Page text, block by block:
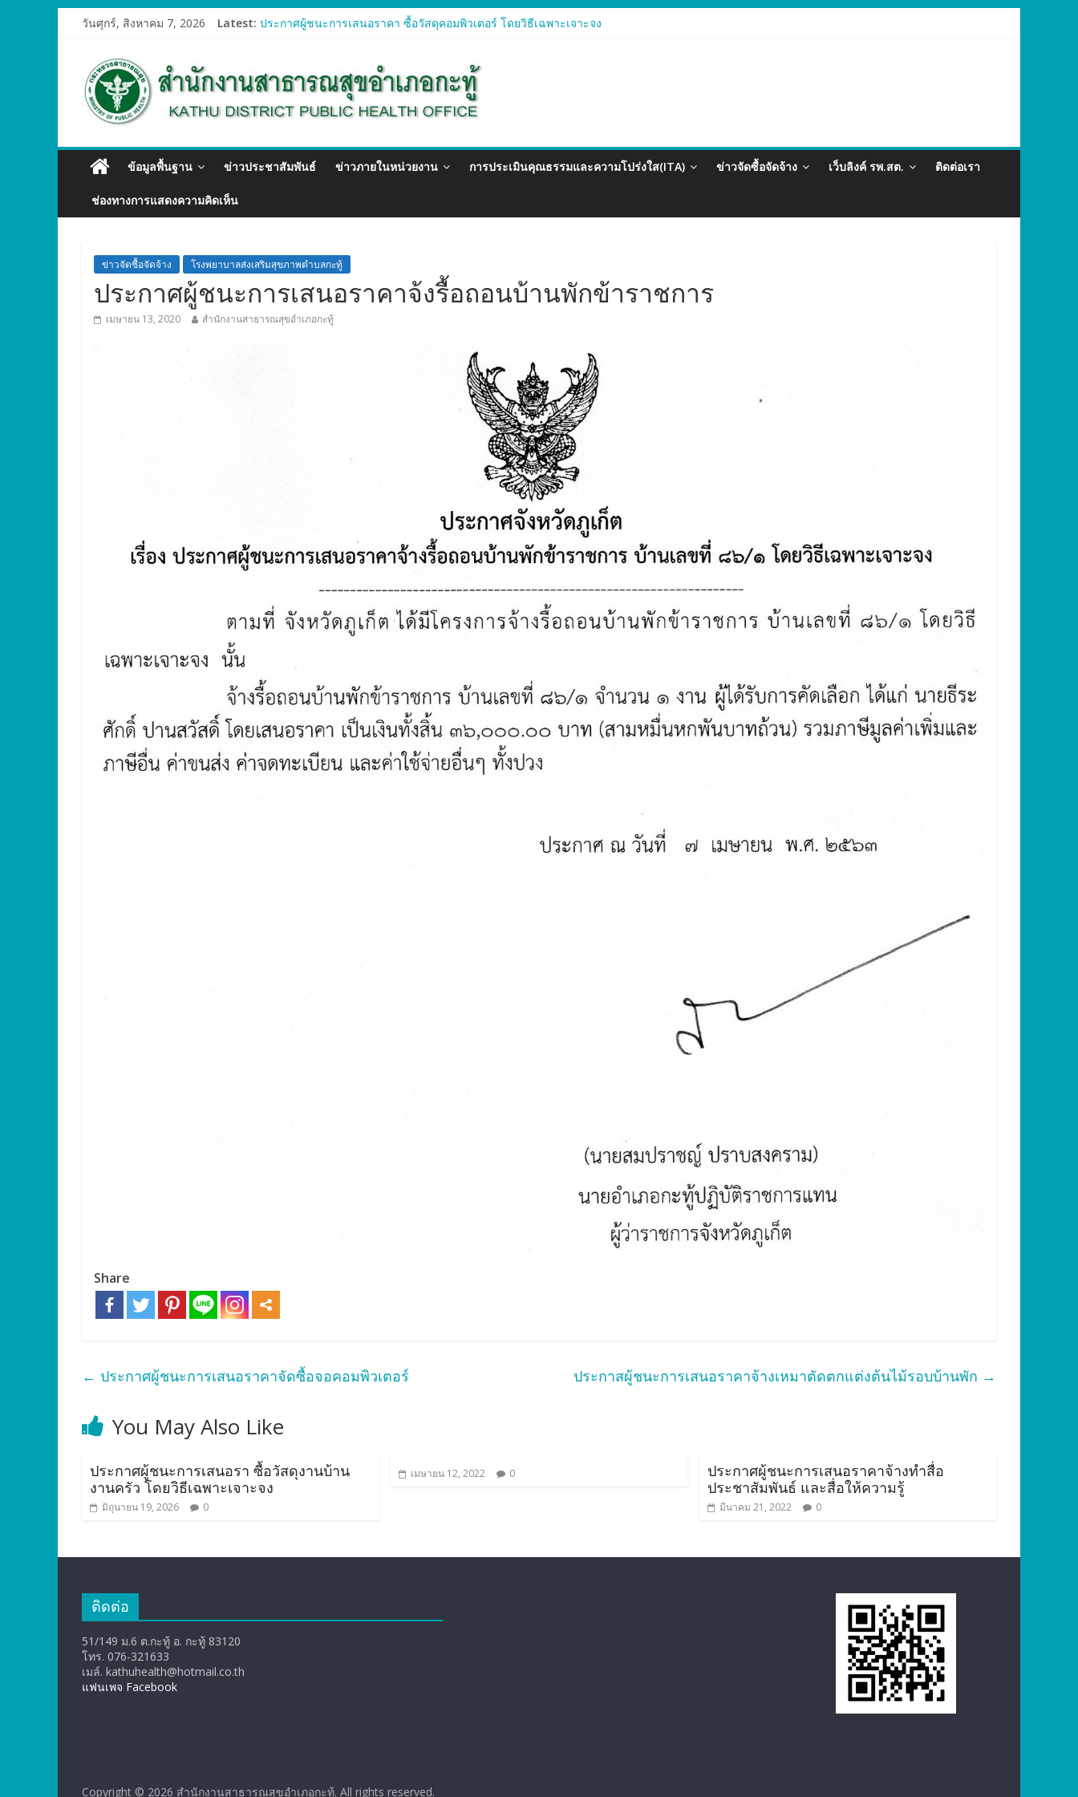
วันศุกร์, สิงหาคม 7, 2026 Latest: ประกาศผู้ชนะการเสนอราคา ซื้อวัสดุคอมพิวเตอร์ โดยวิธีเฉพาะเจาะจง
ประกาศผู้ชนะการเสนอรา ซื้อวัสดุงานบ้านงานครัว โดยวิธีเฉพาะเจาะจง
ประกาศผู้ชนะการเสนอราคา ซื้อวัสดุสำนักงาน โดยวิธีเฉพาะเจาะจง
ข้อมูลพื้นฐาน ข่าวประชาสัมพันธ์ ข่าวภายในหน่วยงาน การประเมินคุณธรรมและความโปร่งใส(ITA) ข่าวจัดซื้อจัดจ้าง เว็บลิงค์ รพ.สต. ติดต่อเรา
ช่องทางการแสดงความคิดเห็น
ข่าวจัดซื้อจัดจ้าง โรงพยาบาลส่งเสริมสุขภาพตำบลกะทู้
ประกาศผู้ชนะการเสนอราคาจ้งรื้อถอนบ้านพักข้าราชการ
เมษายน 13, 2020 สำนักงานสาธารณสุขอำเภอกะทู้
Share
← ประกาศผู้ชนะการเสนอราคาจัดซื้อจอคอมพิวเตอร์ ประกาสผู้ชนะการเสนอราคาจ้างเหมาตัดตกแต่งต้นไม้รอบบ้านพัก →
You May Also Like
ประกาศผู้ชนะการเสนอรา ซื้อวัสดุงานบ้าน
งานครัว โดยวิธีเฉพาะเจาะจง
มิถุนายน 19, 2026 0
เมษายน 12, 2022 0
ประกาศผู้ชนะการเสนอราคาจ้างทำสื่อ
ประชาสัมพันธ์ และสื่อให้ความรู้
มีนาคม 21, 2022 0
ติดต่อ
51/149 ม.6 ต.กะทู้ อ. กะทู้ 83120
โทร. 076-321633
เมล์. kathuhealth@hotmail.co.th
แฟนเพจ Facebook
Copyright © 2026 สำนักงานสาธารณสุขอำเภอกะทู้. All rights reserved.